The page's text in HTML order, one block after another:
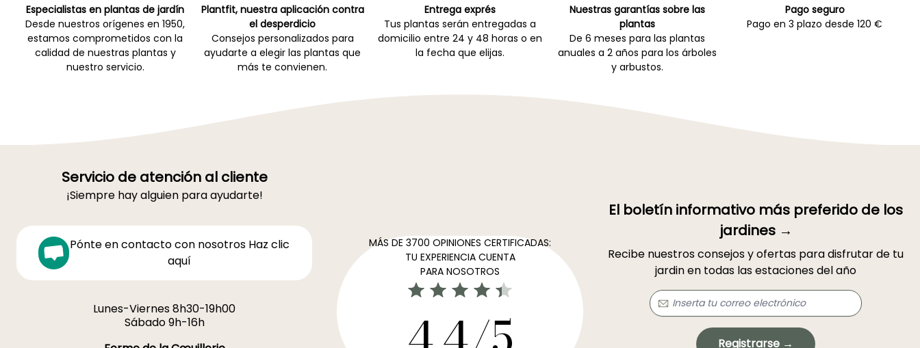
Especialistas en plantas de jardín
Desde nuestros orígenes en 1950,
estamos comprometidos con la
calidad de nuestras plantas y
nuestro servicio.
Plantfit, nuestra aplicación contra
el desperdicio
Consejos personalizados para
ayudarte a elegir las plantas que
más te convienen.
Entrega exprés
Tus plantas serán entregadas a
domicilio entre 24 y 48 horas o en
la fecha que elijas.
Nuestras garantías sobre las
plantas
De 6 meses para las plantas
anuales a 2 años para los árboles
y arbustos.
Pago seguro
Pago en 3 plazo desde 120 €
Servicio de atención al cliente
¡Siempre hay alguien para ayudarte!
Pónte en contacto con nosotros Haz clic
aquí
Lunes-Viernes 8h30-19h00
Sábado 9h-16h
MÁS DE 3700 OPINIONES CERTIFICADAS:
TU EXPERIENCIA CUENTA
PARA NOSOTROS
El boletín informativo más preferido de los
jardines →
Recibe nuestros consejos y ofertas para disfrutar de tu
jardin en todas las estaciones del año
Registrarse →